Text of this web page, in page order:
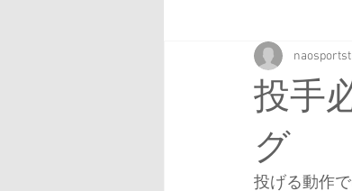
チームトレーナー 学
スポーツ貧血
投手
グ
投げる動作